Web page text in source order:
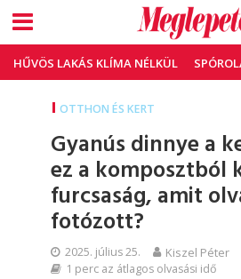
HŰVÖS LAKÁS KLÍMA NÉLKÜL
OTTHON ÉS KERT
Gyanús dinnye a
ez a komposztból
furcsaság, amit
fotózott?
2025. július 25. Kiszel Péter
1 perc az átlagos olvasási idő